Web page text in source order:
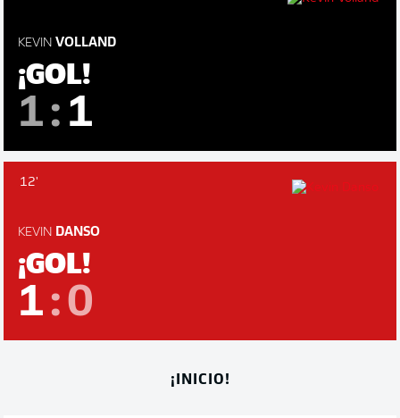
KEVIN VOLLAND
¡GOL!
1: 1
12'
KEVIN DANSO
¡GOL!
1 :0
¡INICIO!